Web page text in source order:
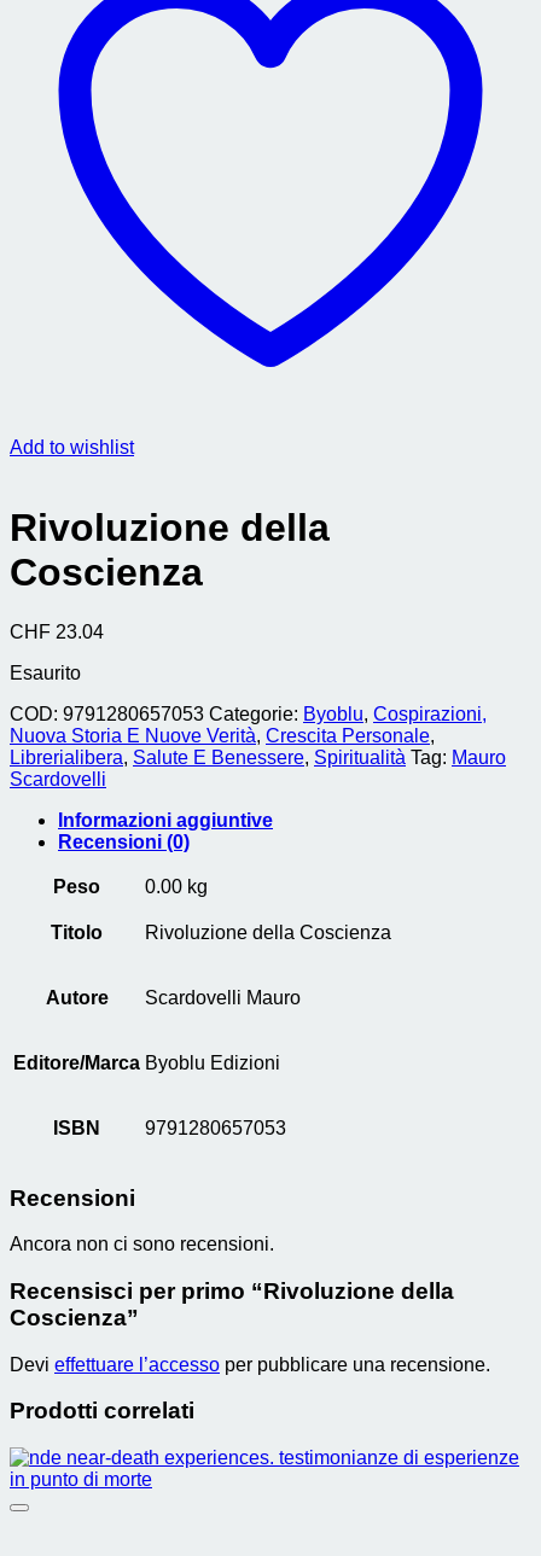
Add to wishlist
Rivoluzione della
Coscienza
CHF 23.04
Esaurito
COD: 9791280657053 Categorie: Byoblu, Cospirazioni,
Nuova Storia E Nuove Verità, Crescita Personale,
Librerialibera, Salute E Benessere, Spiritualità Tag: Mauro
Scardovelli
Informazioni aggiuntive
Recensioni (0)
Peso 0.00 kg
Titolo Rivoluzione della Coscienza
Autore Scardovelli Mauro
Editore/Marca Byoblu Edizioni
ISBN 9791280657053
Recensioni
Ancora non ci sono recensioni.
Recensisci per primo “Rivoluzione della
Coscienza”
Devi effettuare l’accesso per pubblicare una recensione.
Prodotti correlati